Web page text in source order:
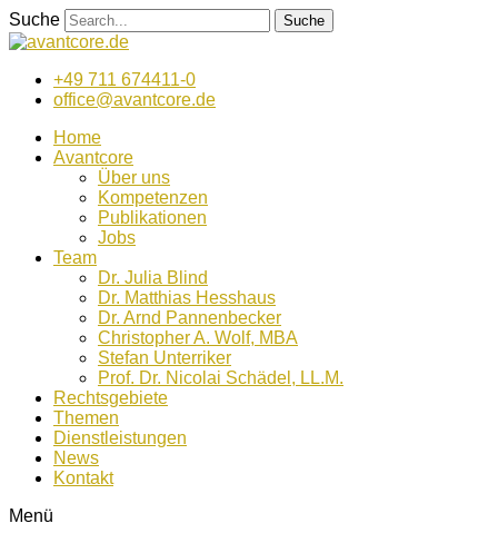
Zum
Inhalt
Suche Suche
+49 711 674411-0
office@avantcore.de
Home
Avantcore
Über uns
Kompetenzen
Publikationen
Jobs
Team
Dr. Julia Blind
Dr. Matthias Hesshaus
Dr. Arnd Pannenbecker
Christopher A. Wolf, MBA
Stefan Unterriker
Prof. Dr. Nicolai Schädel, LL.M.
Rechtsgebiete
Themen
Dienstleistungen
News
Kontakt
Menü